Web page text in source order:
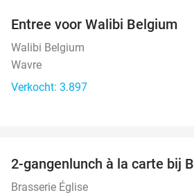
Entree voor Walibi Belgium
Walibi Belgium
Wavre
Verkocht: 3.897
2-gangenlunch à la carte bij
Brasserie Église